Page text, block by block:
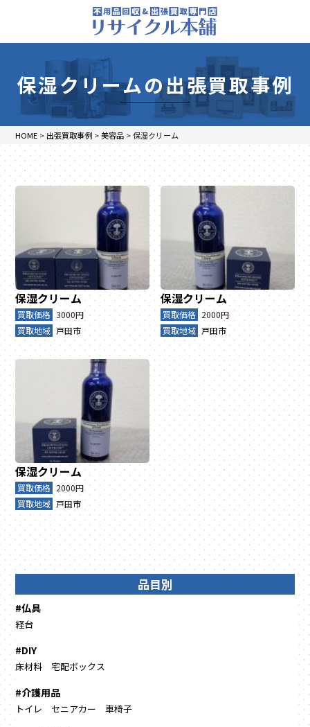
保湿クリームの出張買取事例
HOME > 出張買取事例 >美容品 >保湿クリーム
保湿クリーム
買取価格 3000円
買取地域 戸田市
保湿クリーム
買取価格 2000円
買取地域 戸田市
保湿クリーム
買取価格 2000円
買取地域 戸田市
品目別
#仏具
経台
#DIY
床材料 宅配ボックス
#介護用品
トイレ セニアカー 車椅子